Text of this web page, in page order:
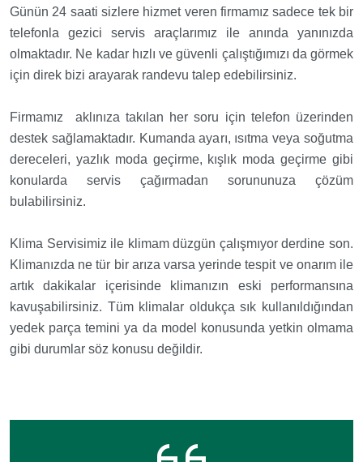
Günün 24 saati sizlere hizmet veren firmamız sadece tek bir
telefonla gezici servis araçlarımız ile anında yanınızda
olmaktadır. Ne kadar hızlı ve güvenli çalıştığımızı da görmek
için direk bizi arayarak randevu talep edebilirsiniz.
Firmamız aklınıza takılan her soru için telefon üzerinden
destek sağlamaktadır. Kumanda ayarı, ısıtma veya soğutma
dereceleri, yazlık moda geçirme, kışlık moda geçirme gibi
konularda servis çağırmadan sorununuza çözüm
bulabilirsiniz.
Klima Servisimiz ile klimam düzgün çalışmıyor derdine son.
Klimanızda ne tür bir arıza varsa yerinde tespit ve onarım ile
artık dakikalar içerisinde klimanızın eski performansına
kavuşabilirsiniz. Tüm klimalar oldukça sık kullanıldığından
yedek parça temini ya da model konusunda yetkin olmama
gibi durumlar söz konusu değildir.